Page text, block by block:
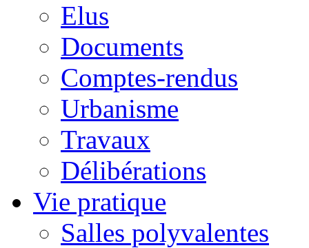
Elus
Documents
Comptes-rendus
Urbanisme
Travaux
Délibérations
Vie pratique
Salles polyvalentes